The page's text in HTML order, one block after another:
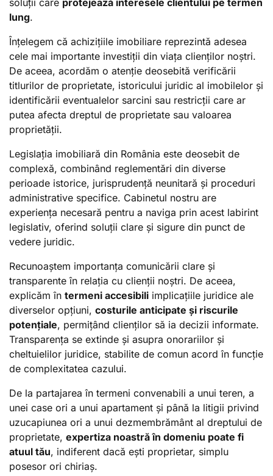
soluții care protejează interesele clientului pe termen
lung.
Înțelegem că achizițiile imobiliare reprezintă adesea
cele mai importante investiții din viața clienților noștri.
De aceea, acordăm o atenție deosebită verificării
titlurilor de proprietate, istoricului juridic al imobilelor și
identificării eventualelor sarcini sau restricții care ar
putea afecta dreptul de proprietate sau valoarea
proprietății.
Legislația imobiliară din România este deosebit de
complexă, combinând reglementări din diverse
perioade istorice, jurisprudență neunitară și proceduri
administrative specifice. Cabinetul nostru are
experiența necesară pentru a naviga prin acest labirint
legislativ, oferind soluții clare și sigure din punct de
vedere juridic.
Recunoaștem importanța comunicării clare și
transparente în relația cu clienții noștri. De aceea,
explicăm în termeni accesibili implicațiile juridice ale
diverselor opțiuni, costurile anticipate și riscurile
potențiale, permițând clienților să ia decizii informate.
Transparența se extinde și asupra onorariilor și
cheltuielilor juridice, stabilite de comun acord în funcție
de complexitatea cazului.
De la partajarea în termeni convenabili a unui teren, a
unei case ori a unui apartament și până la litigii privind
uzucapiunea ori a unui dezmembrământ al dreptului de
proprietate, expertiza noastră în domeniu poate fi
atuul tău, indiferent dacă ești proprietar, simplu
posesor ori chiriaș.